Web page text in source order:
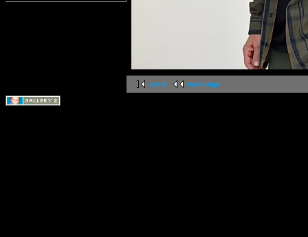
erste vorherige